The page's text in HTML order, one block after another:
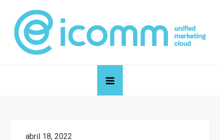
content
icomm unified marketing cloud
Blog de icomm unified marketing cloud